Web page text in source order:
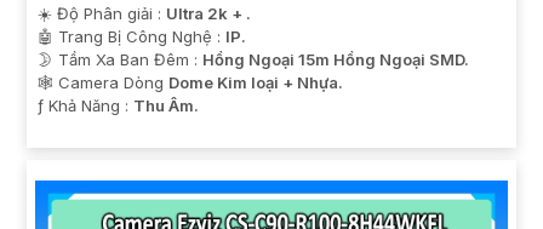
☀️ Độ Phân giải : Ultra 2k + .
🤖️ Trang Bị Công Nghệ : IP.
🌛 Tầm Xa Ban Đêm : Hồng Ngoại 15m Hồng Ngoại SMD.
🕸️ Camera Dòng Dome Kim loại + Nhựa.
️ƒ Khả Năng : Thu Âm.